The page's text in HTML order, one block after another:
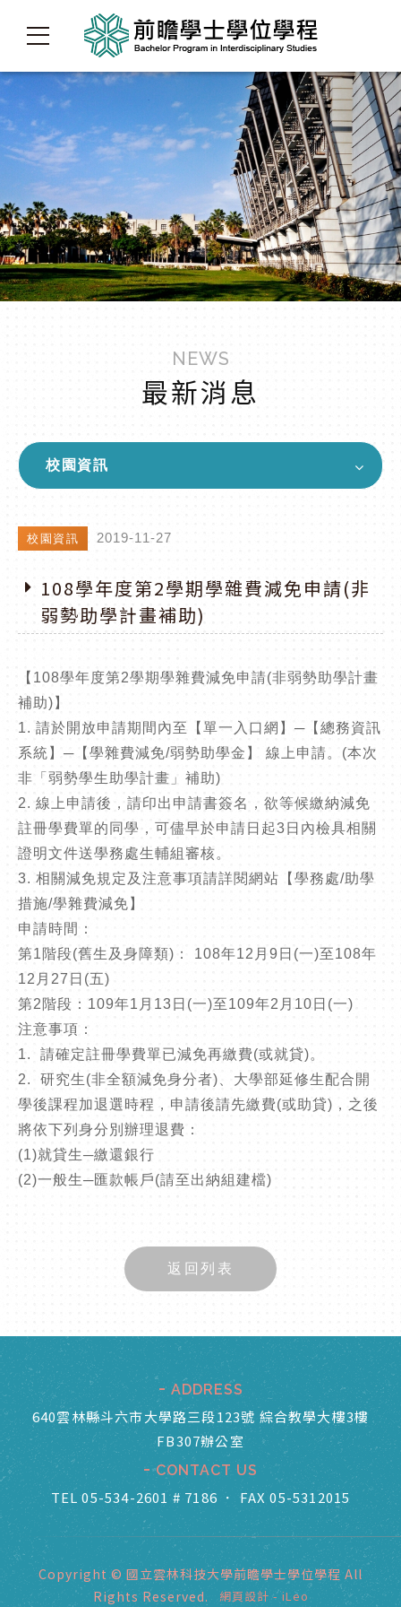
NEWS
最新消息
校園資訊
校園資訊 2019-11-27
108學年度第2學期學雜費減免申請(非
弱勢助學計畫補助)
【108學年度第2學期學雜費減免申請(非弱勢助學計畫
補助)】
1. 請於開放申請期間內至【單一入口網】─【總務資訊
系統】─【學雜費減免/弱勢助學金】 線上申請。(本次
非「弱勢學生助學計畫」補助)
2. 線上申請後，請印出申請書簽名，欲等候繳納減免
註冊學費單的同學，可儘早於申請日起3日內檢具相關
證明文件送學務處生輔組審核。
3. 相關減免規定及注意事項請詳閱網站【學務處/助學
措施/學雜費減免】
申請時間：
第1階段(舊生及身障類)： 108年12月9日(一)至108年
12月27日(五)
第2階段：109年1月13日(一)至109年2月10日(一)
注意事項：
1. 請確定註冊學費單已減免再繳費(或就貸)。
2. 研究生(非全額減免身分者)、大學部延修生配合開
學後課程加退選時程，申請後請先繳費(或助貸)，之後
將依下列身分別辦理退費：
(1)就貸生─繳還銀行
(2)一般生─匯款帳戶(請至出納組建檔)
返回列表
ADDRESS
640雲林縣斗六市大學路三段123號 綜合教學大樓3樓
FB307辦公室
CONTACT US
TEL 05-534-2601 # 7186 ． FAX 05-5312015
Copyright © 國立雲林科技大學前瞻學士學位學程 All
Rights Reserved.
網頁設計 -iLeo